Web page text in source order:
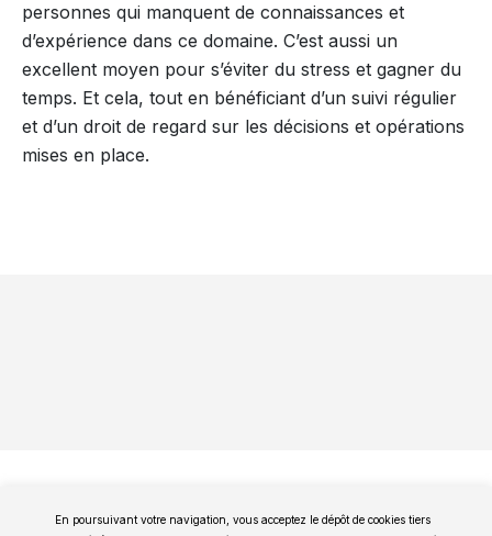
personnes qui manquent de connaissances et
d’expérience dans ce domaine. C’est aussi un
excellent moyen pour s’éviter du stress et gagner du
temps. Et cela, tout en bénéficiant d’un suivi régulier
et d’un droit de regard sur les décisions et opérations
mises en place.
En poursuivant votre navigation, vous acceptez le dépôt de cookies tiers